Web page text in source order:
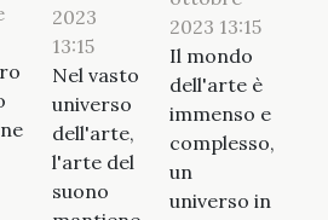
2023
13:15
Nel vasto
universo
dell'arte,
l'arte del
suono
2023 13:15
Il mondo
dell'arte è
immenso e
complesso,
un
universo in